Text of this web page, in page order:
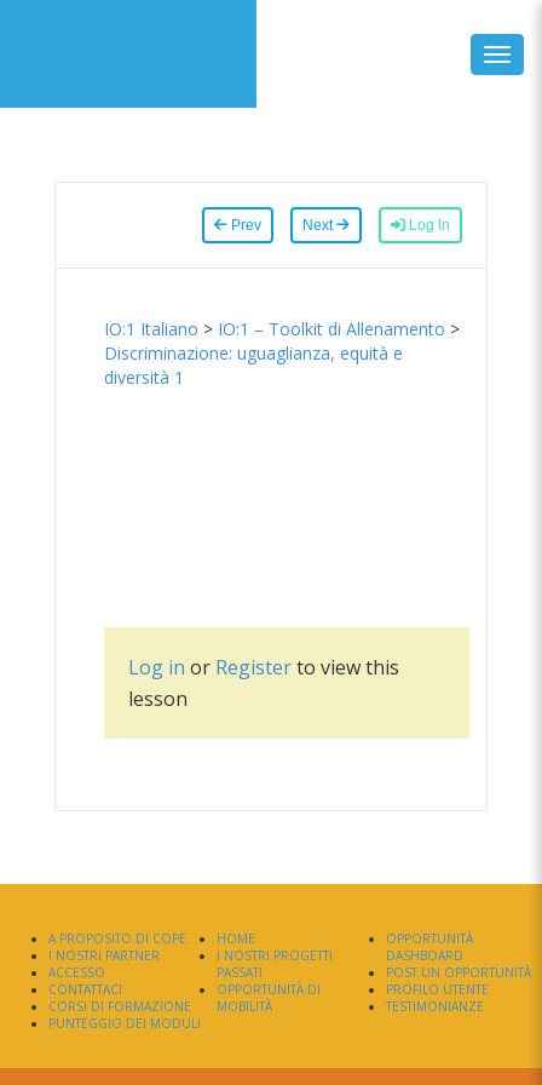
Prev Next Log In
IO:1 Italiano > IO:1 – Toolkit di Allenamento >
Discriminazione: uguaglianza, equità e
diversità 1
Log in or Registerto view this
lesson
A PROPOSITO DI COPE
I NOSTRI PARTNER
ACCESSO
CONTATTACI
CORSI DI FORMAZIONE
PUNTEGGIO DEI MODULI
HOME
I NOSTRI PROGETTI
PASSATI
OPPORTUNITÀ DI
MOBILITÀ
OPPORTUNITÀ
DASHBOARD
POST UN OPPORTUNITÀ
PROFILO UTENTE
TESTIMONIANZE